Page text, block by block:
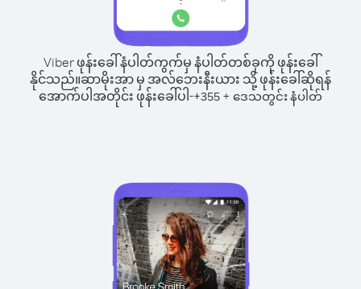
Viber ဖုန်းခေါ်နံပါတ်ကွက်မှ နံပါတ်တစ်ခုကို ဖုန်းခေါ်
နိုင်သည်။ဆာမိုးအာ မှ အလ်ဘေးနီးယား သို့ ဖုန်းခေါ်ဆိုရန်
အောက်ပါအတိုင်း ဖုန်းခေါ်ပါ-+355 + ဒေသတွင်း နံပါတ်